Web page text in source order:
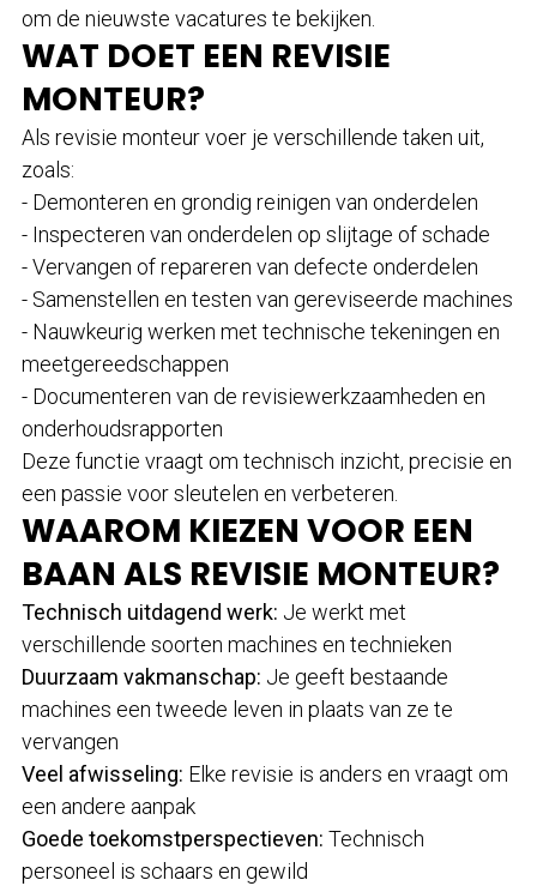
om de nieuwste vacatures te bekijken.
WAT DOET EEN REVISIE
MONTEUR?
Als revisie monteur voer je verschillende taken uit,
zoals:
- Demonteren en grondig reinigen van onderdelen
- Inspecteren van onderdelen op slijtage of schade
- Vervangen of repareren van defecte onderdelen
- Samenstellen en testen van gereviseerde machines
- Nauwkeurig werken met technische tekeningen en
meetgereedschappen
- Documenteren van de revisiewerkzaamheden en
onderhoudsrapporten
Deze functie vraagt om technisch inzicht, precisie en
een passie voor sleutelen en verbeteren.
WAAROM KIEZEN VOOR EEN
BAAN ALS REVISIE MONTEUR?
Technisch uitdagend werk: Je werkt met
verschillende soorten machines en technieken
Duurzaam vakmanschap: Je geeft bestaande
machines een tweede leven in plaats van ze te
vervangen
Veel afwisseling: Elke revisie is anders en vraagt om
een andere aanpak
Goede toekomstperspectieven: Technisch
personeel is schaars en gewild